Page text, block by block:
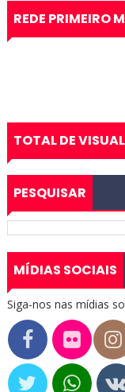
REDE PRIMEIRO
TOTAL DE
PESQUISAR
MÍDIAS SOCIAIS
Siga-nos nas mídias